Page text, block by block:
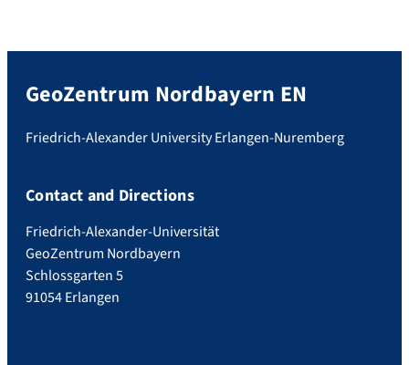
GeoZentrum Nordbayern EN
Friedrich-Alexander University Erlangen-Nuremberg
Contact and Directions
Friedrich-Alexander-Universität
GeoZentrum Nordbayern
Schlossgarten 5
91054 Erlangen